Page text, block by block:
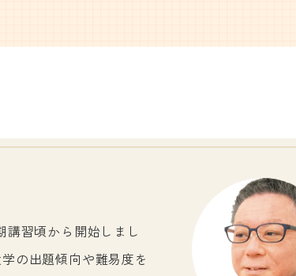
講習頃から開始しまし
の出題傾向や難易度を